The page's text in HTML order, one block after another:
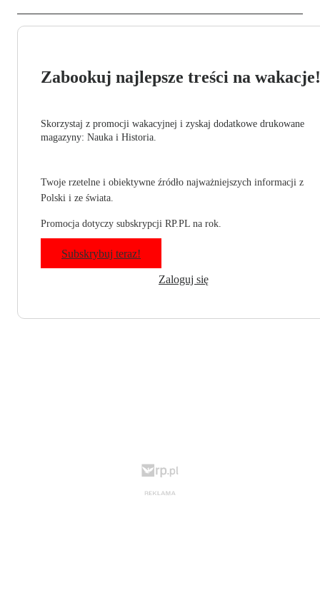
Zabookuj najlepsze treści na wakacje!
Skorzystaj z promocji wakacyjnej i zyskaj dodatkowe drukowane
magazyny: Nauka i Historia.
Twoje rzetelne i obiektywne źródło najważniejszych informacji z
Polski i ze świata.
Promocja dotyczy subskrypcji RP.PL na rok.
Subskrybuj teraz!
Zaloguj się